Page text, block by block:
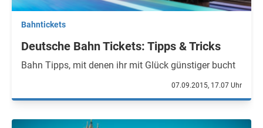
Bahntickets
Deutsche Bahn Tickets: Tipps & Tricks
Bahn Tipps, mit denen ihr mit Glück günstiger bucht
07.09.2015, 17.07 Uhr